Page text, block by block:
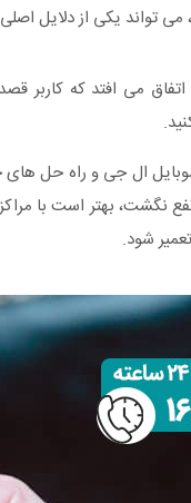
تواند یکی از دلایل
می افتد که کاربر
ال جی و راه حل های
نگشت، بهتر است با
شود.